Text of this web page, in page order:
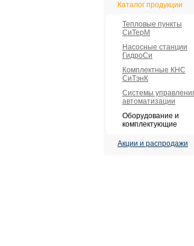
Каталог продукции
Тепловые пункты
СиТерМ
Насосные станции
ГидроСи
Комплектные КНС
СиТэнК
Системы
автоматизации
Оборудование и
комплектующие
Акции и распродажи